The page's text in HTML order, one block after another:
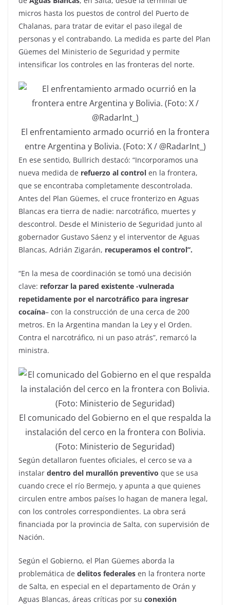
micros hasta los puestos de control del Puerto de
Chalanas, para tratar de evitar el paso ilegal de
personas y el contrabando. La medida es parte del Plan
Güemes del Ministerio de Seguridad y permite
intensificar los controles en las fronteras del norte.
El enfrentamiento armado ocurrió en la frontera
entre Argentina y Bolivia. (Foto: X / @RadarInt_)
En ese sentido, Bullrich destacó: “Incorporamos una
nueva medida de refuerzo al control en la frontera,
que se encontraba completamente descontrolada.
Antes del Plan Güemes, el cruce fronterizo en Aguas
Blancas era tierra de nadie: narcotráfico, muertes y
descontrol. Desde el Ministerio de Seguridad junto al
gobernador Gustavo Sáenz y el interventor de Aguas
Blancas, Adrián Zigarán, recuperamos el control”.
“En la mesa de coordinación se tomó una decisión
clave: reforzar la pared existente -vulnerada
repetidamente por el narcotráfico para ingresar
cocaína– con la construcción de una cerca de 200
metros. En la Argentina mandan la Ley y el Orden.
Contra el narcotráfico, ni un paso atrás”, remarcó la
ministra.
El comunicado del Gobierno en el que respalda la
instalación del cerco en la frontera con Bolivia.
(Foto: Ministerio de Seguridad)
Según detallaron fuentes oficiales, el cerco se va a
instalar dentro del murallón preventivo que se usa
cuando crece el río Bermejo, y apunta a que quienes
circulen entre ambos países lo hagan de manera legal,
con los controles correspondientes. La obra será
financiada por la provincia de Salta, con supervisión de
Nación.
Según el Gobierno, el Plan Güemes aborda la
problemática de delitos federales en la frontera norte
de Salta, en especial en el departamento de Orán y
Aguas Blancas, áreas críticas por su conexión